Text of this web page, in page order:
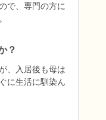
で、専門の方に
？
、入居後も母は
に生活に馴染ん